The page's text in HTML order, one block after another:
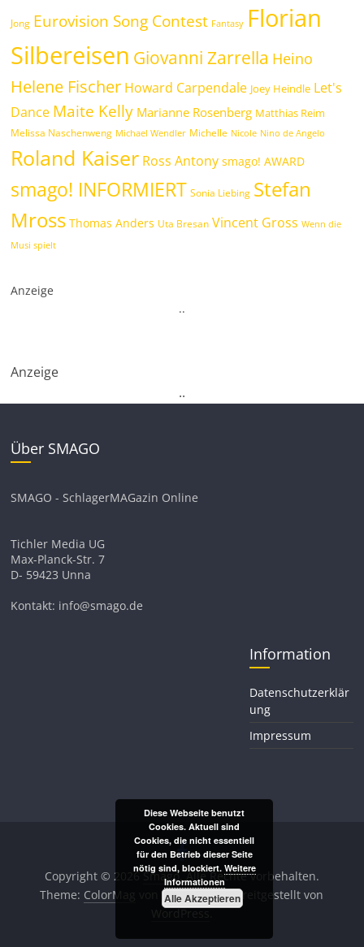
Jong Eurovision Song Contest Fantasy Florian
Silbereisen Giovanni Zarrella Heino
Helene Fischer Howard Carpendale Joey Heindle Let's
Dance Maite Kelly Marianne Rosenberg Matthias Reim
Melissa Naschenweng Michael Wendler Michelle Nicole Nino de Angelo
Roland Kaiser Ross Antony smago! AWARD
smago! INFORMIERT Sonia Liebing Stefan
Mross Thomas Anders Uta Bresan Vincent Gross Wenn die
Musi spielt
Anzeige
..
Anzeige
..
Über SMAGO
SMAGO - SchlagerMAGazin Online
Tichler Media UG
Max-Planck-Str. 7
D- 59423 Unna
Kontakt: info@smago.de
Information
Datenschutzerklär
ung
Impressum
Copyright © 2026Smago. Alle Rechte vorbehalten.
Theme: ColorMag
von ThemeGrill. Bereitgestellt von
WordPress.
Diese Webseite benutzt
Cookies. Aktuell sind
Cookies, die nicht essentiell
für den Betrieb dieser Seite
nötig sind, blockiert. Weitere
Informationen
Alle Akzeptieren